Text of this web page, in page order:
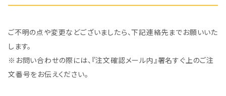
ご不明の点や変更などございましたら、下記連絡先までお願いいた
します。
※お問い合わせの際には、『注文確認メール内』署名すぐ上のご注
文番号をお伝えください。